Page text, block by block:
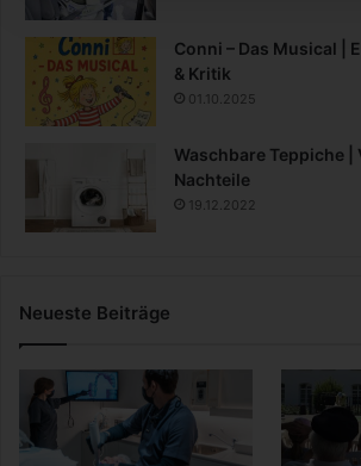
Conni – Das Musical |
& Kritik
01.10.2025
Waschbare Teppiche |
Nachteile
19.12.2022
Neueste Beiträge